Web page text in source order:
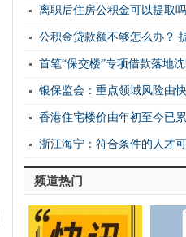
离职后住房公积金可以提取
公积金贷款额不够怎么办？
首笔“保交楼”专项借款落地
银保监会：重点领域风险由
香港住宅楼价由年初至今已
浙江海宁：符合条件的人才
频道热门